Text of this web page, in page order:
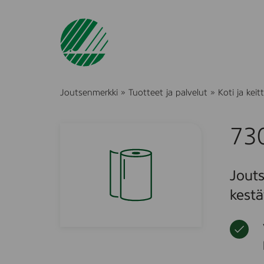
Joutsenmerkki » Tuotteet ja palvelut » Koti ja